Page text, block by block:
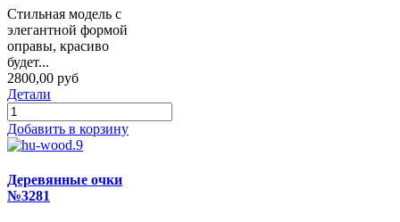
Стильная модель с
элегантной формой
оправы, красиво
будет...
2800,00 руб
Детали
Добавить в корзину
Деревянные очки
№3281